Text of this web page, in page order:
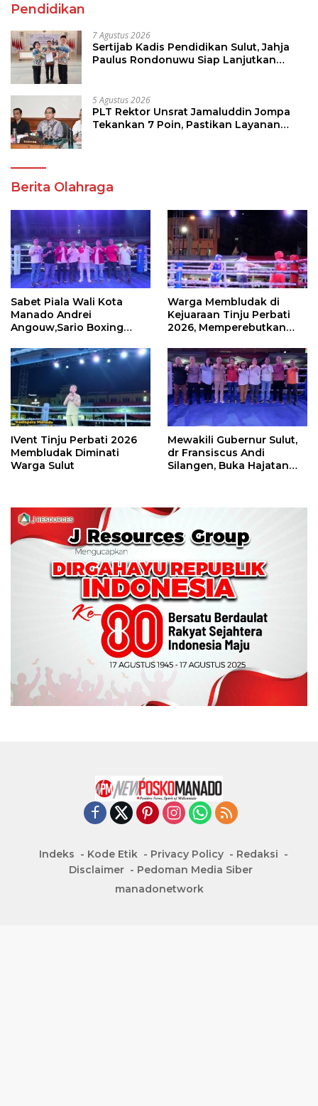
Pendidikan
7 Agustus 2026
Sertijab Kadis Pendidikan Sulut, Jahja
Paulus Rondonuwu Siap Lanjutkan
5 Agustus 2026
PLT Rektor Unsrat Jamaluddin Jompa
Tekankan 7 Poin, Pastikan Layanan
Berita Olahraga
Sabet Piala Wali Kota
Manado Andrei
Angouw,Sario Boxing
Perbati 2026
Warga Membludak di
Kejuaraan Tinju Perbati
2026, Memperebutkan
IVent Tinju Perbati 2026
Membludak Diminati
Warga Sulut
Mewakili Gubernur Sulut,
dr Fransiscus Andi
Silangen, Buka Hajatan
Indeks Kode Etik Privacy Policy
Redaksi
Disclaimer
Pedoman Media Siber
manadonetwork